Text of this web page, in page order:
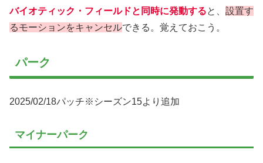
バイオティック・フィールドと同時に発動すると、 設置す
るモーションをキャンセルできる。覚えておこう。
パーク
2025/02/18パッチ※シーズン15より追加
マイナーパーク